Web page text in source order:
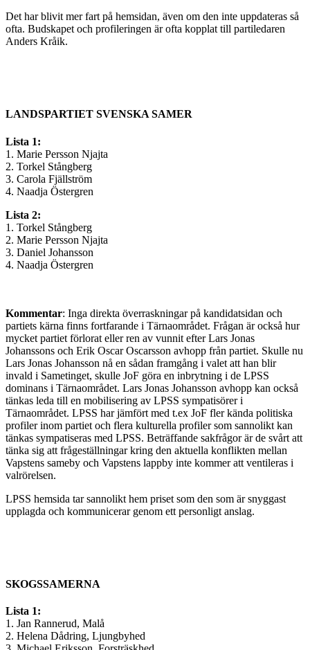
Det har blivit mer fart på hemsidan, även om den inte uppdateras så
ofta. Budskapet och profileringen är ofta kopplat till partiledaren
Anders Kråik.
LANDSPARTIET SVENSKA SAMER
Lista 1:
1. Marie Persson Njajta
2. Torkel Stångberg
3. Carola Fjällström
4. Naadja Östergren
Lista 2:
1. Torkel Stångberg
2. Marie Persson Njajta
3. Daniel Johansson
4. Naadja Östergren
Kommentar: Inga direkta överraskningar på kandidatsidan och
partiets kärna finns fortfarande i Tärnaområdet. Frågan är också hur
mycket partiet förlorat eller ren av vunnit efter Lars Jonas
Johanssons och Erik Oscar Oscarsson avhopp från partiet. Skulle nu
Lars Jonas Johansson nå en sådan framgång i valet att han blir
invald i Sametinget, skulle JoF göra en inbrytning i de LPSS
dominans i Tärnaområdet. Lars Jonas Johansson avhopp kan också
tänkas leda till en mobilisering av LPSS sympatisörer i
Tärnaområdet. LPSS har jämfört med t.ex JoF fler kända politiska
profiler inom partiet och flera kulturella profiler som sannolikt kan
tänkas sympatiseras med LPSS. Beträffande sakfrågor är de svårt att
tänka sig att frågeställningar kring den aktuella konflikten mellan
Vapstens sameby och Vapstens lappby inte kommer att ventileras i
valrörelsen.
LPSS hemsida tar sannolikt hem priset som den som är snyggast
upplagda och kommunicerar genom ett personligt anslag.
SKOGSSAMERNA
Lista 1:
1. Jan Rannerud, Malå
2. Helena Dådring, Ljungbyhed